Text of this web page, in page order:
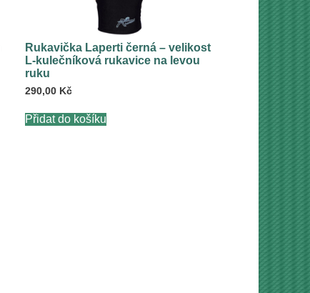
Rukavička Laperti černá – velikost
L-kulečníková rukavice na levou
ruku
290,00 Kč
Přidat do košíku